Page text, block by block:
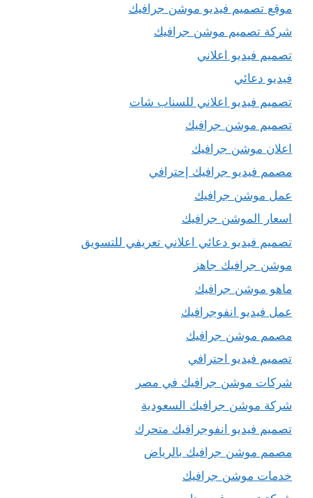
موقع تصميم فيديو موشن جرافيك
شركة تصميم موشن جرافيك
تصميم فيديو اعلاني
فيديو دعائي
تصميم فيديو اعلاني للسناب شات
تصميم موشن جرافيك
اعلان موشن جرافيك
مصمم فيديو جرافيك إحترافي
عمل موشن جرافيك
اسعار الموشن جرافيك
تصميم فيديو دعائي اعلاني تعريفي للتسويق
موشن جرافيك جاهز
ماهو موشن جرافيك
عمل فيديو انفوجرافيك
مصمم موشن جرافيك
تصميم فيديو احترافي
شركات موشن جرافيك في مصر
شركة موشن جرافيك السعودية
تصميم فيديو انفوجرافيك متحرك
مصمم موشن جرافيك بالرياض
خدمات موشن جرافيك